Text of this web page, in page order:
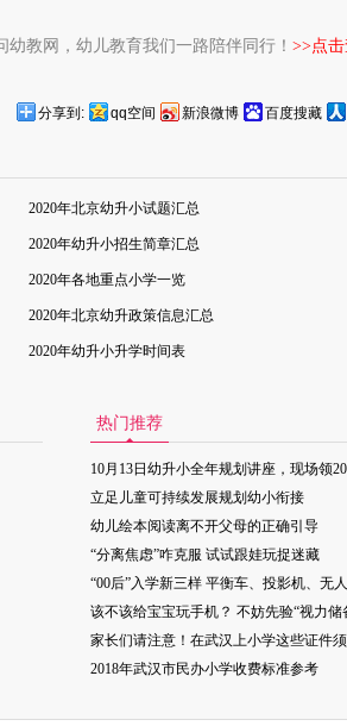
教网，幼儿教育我们一路陪伴同行！ >>点
分享到: qq空间 新浪微博 百度搜藏
2020年北京幼升小试题汇总
2020年幼升小招生简章汇总
2020年各地重点小学一览
2020年北京幼升政策信息汇总
2020年幼升小升学时间表
热门推荐
10月13日幼升小全年规划讲座，现场领
立足儿童可持续发展规划幼小衔接
幼儿绘本阅读离不开父母的正确引导
“分离焦虑”咋克服 试试跟娃玩捉迷藏
“00后”入学新三样 平衡车、投影机、无人
该不该给宝宝玩手机？ 不妨先验“视力储
家长们请注意！在武汉上小学这些证件
2018年武汉市民办小学收费标准参考